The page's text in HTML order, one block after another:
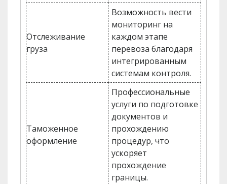
Отслеживание
груза
Возможность вести
мониторинг на
каждом этапе
перевоза благодаря
интегрированным
системам контроля.
Таможенное
оформление
Профессиональные
услуги по подготовке
документов и
прохождению
процедур, что
ускоряет
прохождение
границы.